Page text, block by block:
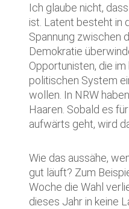
Ich glaube nicht,
ist. Latent besteht in
Spannung zwischen
Demokratie
Opportunisten, die
politischen System
wollen. In NRW
Haaren. Sobald es
aufwärts geht, wird
Wie das aussähe,
gut läuft? Zum
Woche die Wahl
dieses Jahr in keine